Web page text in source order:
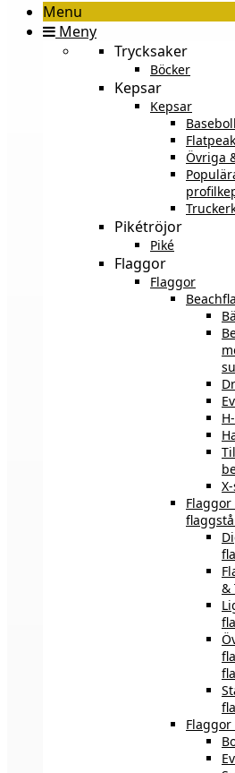
Menu
Meny
Trycksaker
Böcker
Kepsar
Kepsar
Flatpeak
Övriga
Pikétröjor
Piké
Flaggor
Flaggor
&